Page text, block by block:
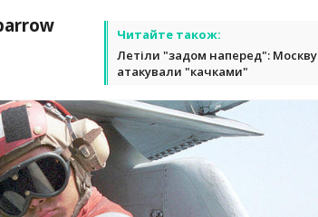
Читайте також:
Летіли "задом наперед": Москву
атакували "качками"